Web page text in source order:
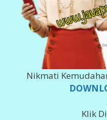
Nikmati
Klik